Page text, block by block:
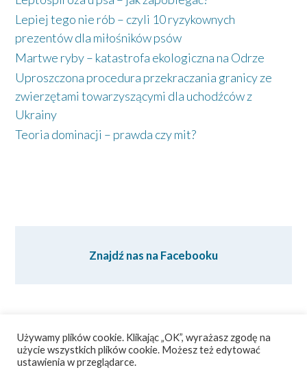
Lepiej tego nie rób – czyli 10 ryzykownych
prezentów dla miłośników psów
Martwe ryby – katastrofa ekologiczna na Odrze
Uproszczona procedura przekraczania granicy ze
zwierzętami towarzyszącymi dla uchodźców z
Ukrainy
Teoria dominacji – prawda czy mit?
Znajdź nas na Facebooku
Używamy plików cookie. Klikając „OK”, wyrażasz zgodę na
użycie wszystkich plików cookie. Możesz też edytować
ustawienia w przeglądarce.